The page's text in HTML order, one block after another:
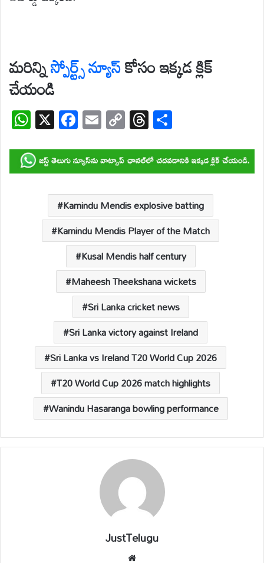
మరిన్నిస్పోర్ట్స్న్యూస్కోసం ఇక్కడ క్లిక్
చేయండి
W
h
at
s
X F
ac
e
b
o
o
k
E
m
ail
C
o
p
y
Li
n
k
T
hr
e
a
d
s
ar
e
Kamindu Mendis explosive batting
Kamindu Mendis Player of the Match
Kusal Mendis half century
Maheesh Theekshana wickets
Sri Lanka cricket news
Sri Lanka victory against Ireland
Sri Lanka vs Ireland T20 World Cup 2026
T20 World Cup 2026 match highlights
Wanindu Hasaranga bowling performance
JustTelugu